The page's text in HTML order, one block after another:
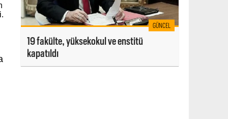
GÜNCEL
19 fakülte, yüksekokul ve enstitü
kapatıldı